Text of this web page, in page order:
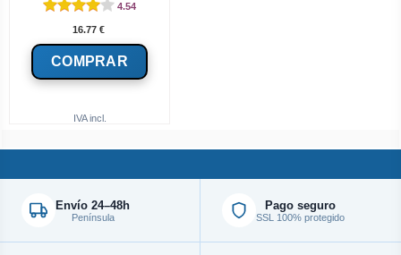
IVA incl.
4.54
16.77 €
Envío 24–48h
Península
Pago seguro
SSL 100% protegido